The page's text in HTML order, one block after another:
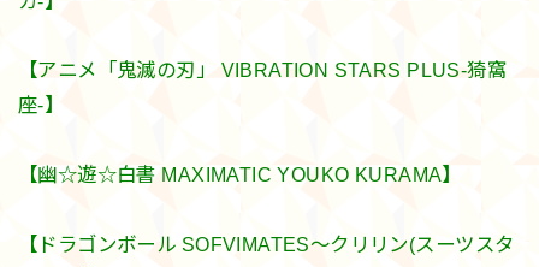
【アニメ「鬼滅の刃」 VIBRATION STARS PLUS-猗窩
座-】
【幽☆遊☆白書 MAXIMATIC YOUKO KURAMA】
【ドラゴンボール SOFVIMATES～クリリン(スーツスタ